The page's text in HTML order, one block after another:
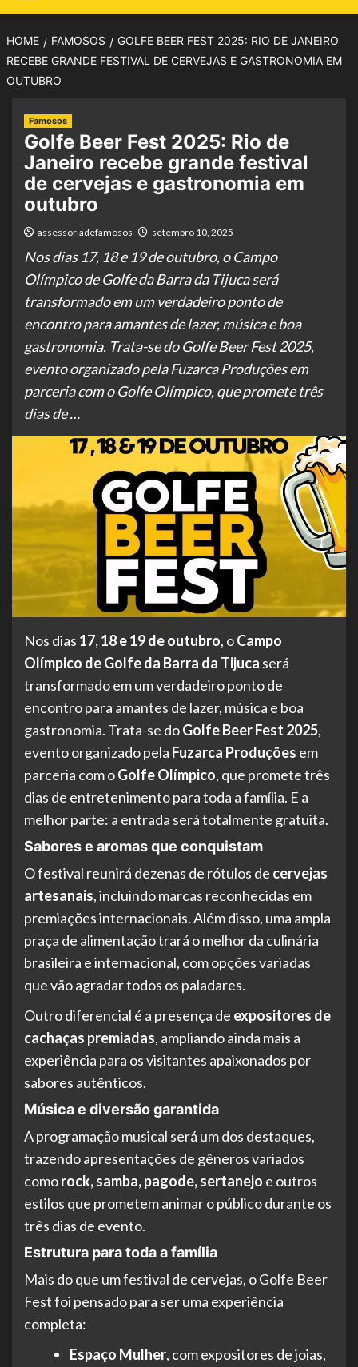
HOME FAMOSOS
GOLFE BEER FEST 2025: RIO DE JANEIRO
RECEBE GRANDE FESTIVAL DE CERVEJAS E GASTRONOMIA EM
OUTUBRO
Famosos
Golfe Beer Fest 2025: Rio de
Janeiro recebe grande festival
de cervejas e gastronomia em
outubro
assessoriadefamosos setembro 10, 2025
Nos dias 17, 18 e 19 de outubro, o Campo
Olímpico de Golfe da Barra da Tijuca será
transformado em um verdadeiro ponto de
encontro para amantes de lazer, música e boa
gastronomia. Trata-se do Golfe Beer Fest 2025,
evento organizado pela Fuzarca Produções em
parceria com o Golfe Olímpico, que promete três
dias de …
Nos dias 17, 18 e 19 de outubro, oCampo
Olímpico de Golfe da Barra da Tijuca será
transformado em um verdadeiro ponto de
encontro para amantes de lazer, música e boa
gastronomia. Trata-se doGolfe Beer Fest 2025,
evento organizado pela Fuzarca Produções em
parceria com oGolfe Olímpico, que promete três
dias de entretenimento para toda a família. E a
melhor parte: a entrada será totalmente gratuita.
Sabores e aromas que conquistam
O festival reunirá dezenas de rótulos de cervejas
artesanais, incluindo marcas reconhecidas em
premiações internacionais. Além disso, uma ampla
praça de alimentação trará o melhor da culinária
brasileira e internacional, com opções variadas
que vão agradar todos os paladares.
Outro diferencial é a presença de expositores de
cachaças premiadas, ampliando ainda mais a
experiência para os visitantes apaixonados por
sabores autênticos.
Música e diversão garantida
A programação musical será um dos destaques,
trazendo apresentações de gêneros variados
comorock, samba, pagode, sertanejo e outros
estilos que prometem animar o público durante os
três dias de evento.
Estrutura para toda a família
Mais do que um festival de cervejas, o Golfe Beer
Fest foi pensado para ser uma experiência
completa:
Espaço Mulher, com expositores de joias,